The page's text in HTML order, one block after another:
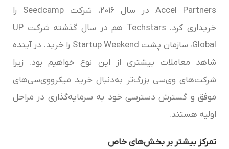
Accel Partners در سال ۲۰۱۶، شرکت Seedcamp را
خریداری کرد. Techstars هم در سال گذشته شرکت UP
Global، سازمان پشت Startup Weekend را خرید. در آینده
شاهد معاملات بیشتری از این نوع خواهیم بود. زیرا
شرکت‌های وی‌سی بزرگ‌تر به‌دنبال خرید میکرو‌وی‌سی‌‌های
موفق و گسترش دسترسی خود به سرمایه‌گذاری در مراحل
اولیه هستند.
تمرکز بیشتر بر بخش‌های خاص